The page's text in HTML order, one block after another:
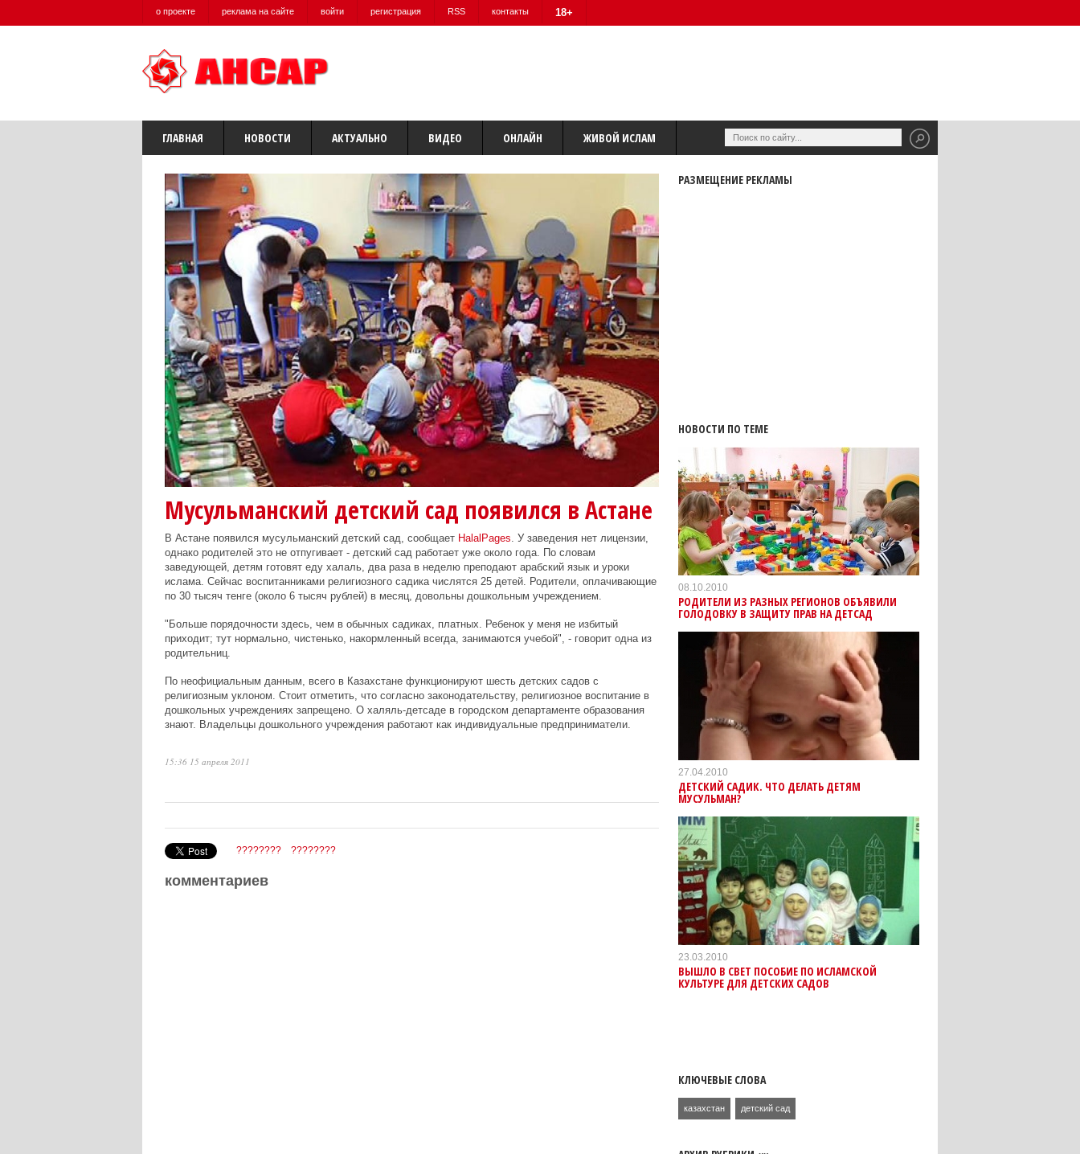
о проекте реклама на сайте войти регистрация RSS контакты 18+
ГЛАВНАЯ НОВОСТИ АКТУАЛЬНО ВИДЕО ОНЛАЙН ЖИВОЙ ИСЛАМ
Мусульманский детский сад появился в Астане
В Астане появился мусульманский детский сад, сообщает HalalPages. У заведения нет лицензии,
однако родителей это не отпугивает - детский сад работает уже около года. По словам
заведующей, детям готовят еду халаль, два раза в неделю преподают арабский язык и уроки
ислама. Сейчас воспитанниками религиозного садика числятся 25 детей. Родители, оплачивающие
по 30 тысяч тенге (около 6 тысяч рублей) в месяц, довольны дошкольным учреждением.
"Больше порядочности здесь, чем в обычных садиках, платных. Ребенок у меня не избитый
приходит; тут нормально, чистенько, накормленный всегда, занимаются учебой", - говорит одна из
родительниц.
По неофициальным данным, всего в Казахстане функционируют шесть детских садов с
религиозным уклоном. Стоит отметить, что согласно законодательству, религиозное воспитание в
дошкольных учреждениях запрещено. О халяль-детсаде в городском департаменте образования
знают. Владельцы дошкольного учреждения работают как индивидуальные предприниматели.
15:36 15 апреля 2011
???????? ????????
комментариев
РАЗМЕЩЕНИЕ РЕКЛАМЫ
НОВОСТИ ПО ТЕМЕ
08.10.2010
РОДИТЕЛИ ИЗ РАЗНЫХ РЕГИОНОВ ОБЪЯВИЛИ
ГОЛОДОВКУ В ЗАЩИТУ ПРАВ НА ДЕТСАД
27.04.2010
ДЕТСКИЙ САДИК. ЧТО ДЕЛАТЬ ДЕТЯМ
МУСУЛЬМАН?
23.03.2010
ВЫШЛО В СВЕТ ПОСОБИЕ ПО ИСЛАМСКОЙ
КУЛЬТУРЕ ДЛЯ ДЕТСКИХ САДОВ
КЛЮЧЕВЫЕ СЛОВА
казахстан детский сад